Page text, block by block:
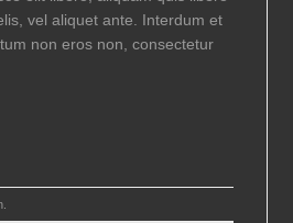
vel aliquet ante. Interdum et
non eros non, consectetur